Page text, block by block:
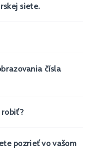
siete.
čísla
robiť?
pozrieť vo vašom